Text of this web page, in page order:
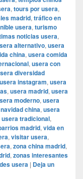
, tours por usera,
madrid, tráfico en
usera, turismo
noticias usera,
alternativo, usera
china, usera comida
, usera con
diversidad
usera instagram, usera
, usera madrid, usera
moderno, usera
china, usera
usera tradicional,
madrid, vida en
, visitar usera,
, zona china madrid,
, zonas interesantes
usera | Deja un